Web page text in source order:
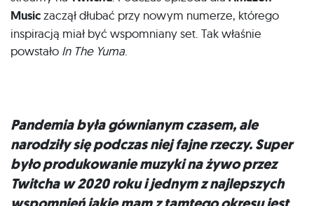
Musiczaczął dłubać przy nowym numerze, którego
inspiracją miał być wspomniany set. Tak właśnie
powstało In The Yuma.
Pandemia była gównianym czasem, ale
narodziły się podczas niej fajne rzeczy. Super
było produkowanie muzyki na żywo przez
Twitcha w 2020 roku i jednym z najlepszych